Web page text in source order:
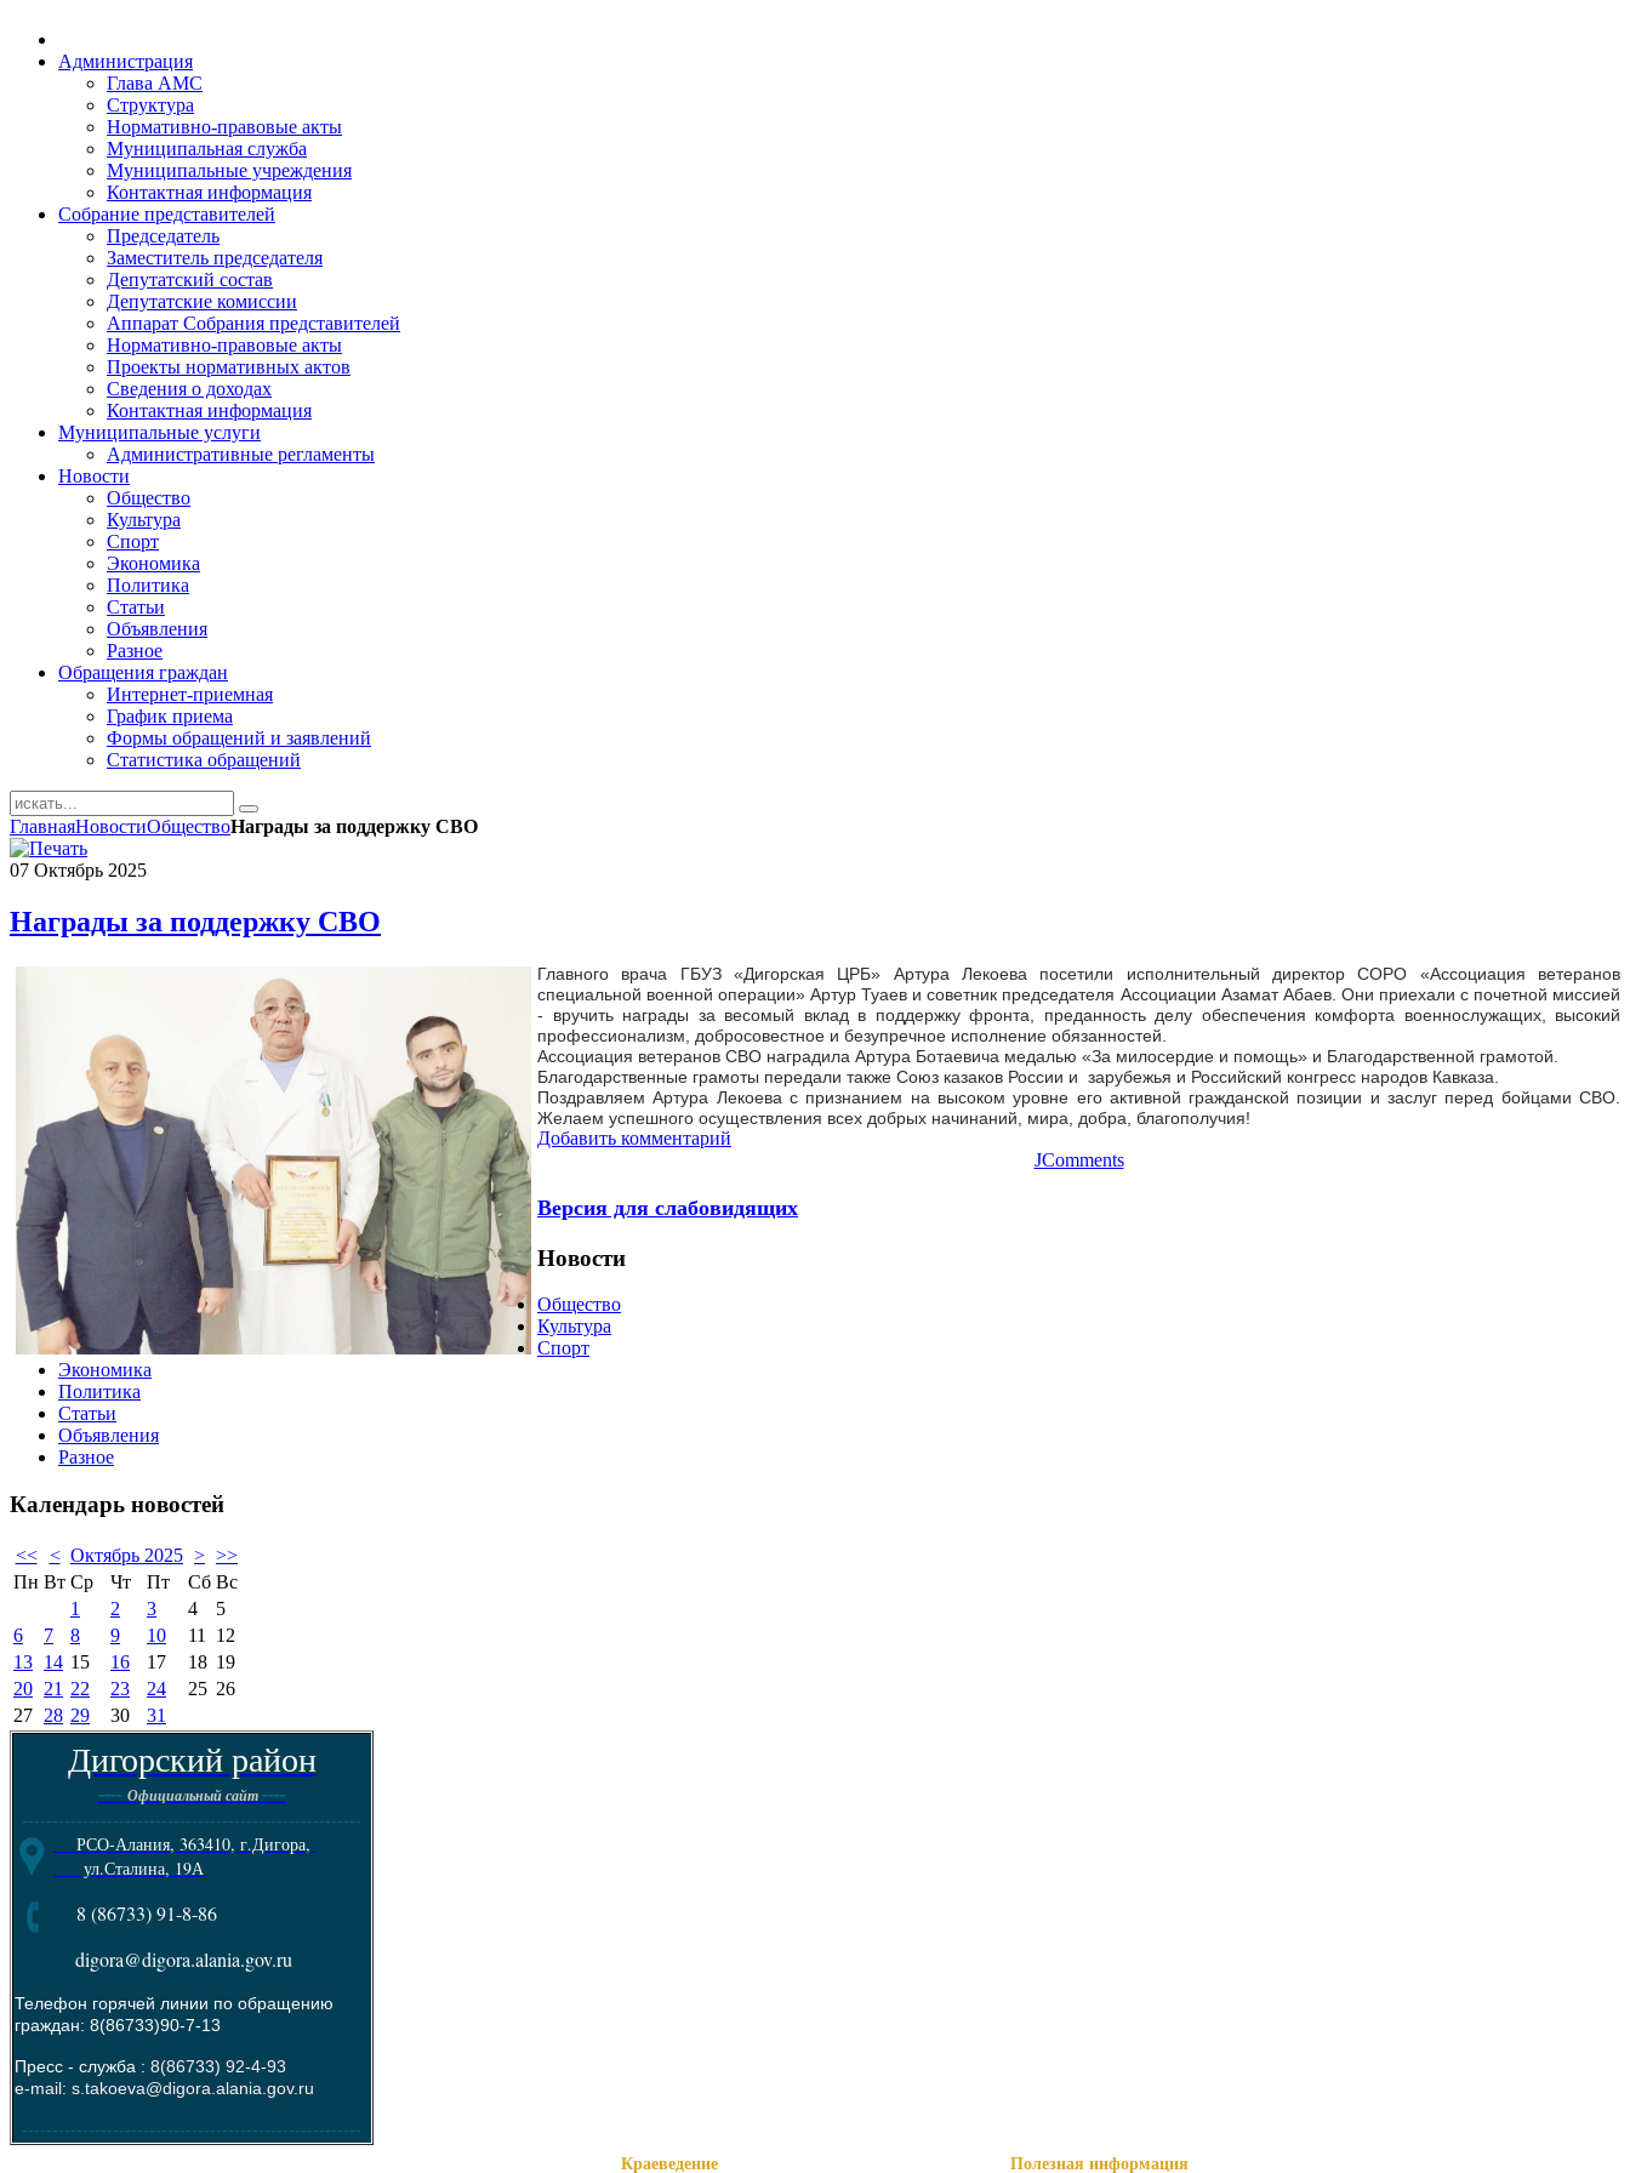
Администрация
Глава АМС
Структура
Нормативно-правовые акты
Муниципальная служба
Муниципальные учреждения
Контактная информация
Собрание представителей
Председатель
Заместитель председателя
Депутатский состав
Депутатские комиссии
Аппарат Собрания представителей
Нормативно-правовые акты
Проекты нормативных актов
Сведения о доходах
Контактная информация
Муниципальные услуги
Административные регламенты
Новости
Общество
Культура
Спорт
Экономика
Политика
Статьи
Объявления
Разное
Обращения граждан
Интернет-приемная
График приема
Формы обращений и заявлений
Статистика обращений
ГлавнаяНовостиОбществоНаграды за поддержку СВО
07 Октябрь 2025
Награды за поддержку СВО
Главного врача ГБУЗ «Дигорская ЦРБ» Артура Лекоева посетили исполнительный директор СОРО «Ассоциация ветеранов
специальной военной операции» Артур Туаев и советник председателя Ассоциации Азамат Абаев. Они приехали с почетной миссией
- вручить награды за весомый вклад в поддержку фронта, преданность делу обеспечения комфорта военнослужащих, высокий
профессионализм, добросовестное и безупречное исполнение обязанностей.
Ассоциация ветеранов СВО наградила Артура Ботаевича медалью «За милосердие и помощь» и Благодарственной грамотой.
Благодарственные грамоты передали также Союз казаков России и зарубежья и Российский конгресс народов Кавказа.
Поздравляем Артура Лекоева с признанием на высоком уровне его активной гражданской позиции и заслуг перед бойцами СВО.
Желаем успешного осуществления всех добрых начинаний, мира, добра, благополучия!
Добавить комментарий
JComments
Версия для слабовидящих
Новости
Общество
Культура
Спорт
Экономика
Политика
Статьи
Объявления
Разное
Календарь новостей
<< < Октябрь 2025 > >>
Пн Вт Ср Чт Пт Сб Вс
1
2 3 4
5
6
7 8 9 10 11
12
13 14 15 16 17 18 19
20 21 22 23 24 25 26
27 28 29 30 31
Дигорский район
---- Официальный сайт----
--------------------------------------------------------
РСО-Алания, 363410, г.Дигора,
ул.Сталина, 19А
8 (86733) 91-8-86
digora@digora.alania.gov.ru
Телефон горячей линии по обращению
граждан: 8(86733)90-7-13
Пресс - служба : 8(86733) 92-4-93
e-mail: s.takoeva@digora.alania.gov.ru
--------------------------------------------------------
Краеведение Полезная информация